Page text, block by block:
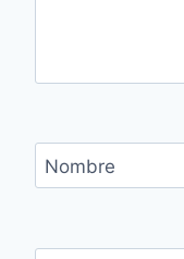
Nombre